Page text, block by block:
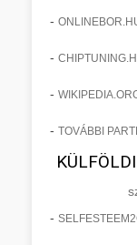
-
-
-
- TOVÁBBI
-